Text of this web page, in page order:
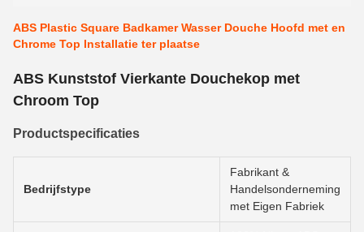
ABS Plastic Square Badkamer Wasser Douche Hoofd met en
Chrome Top Installatie ter plaatse
ABS Kunststof Vierkante Douchekop met
Chroom Top
Productspecificaties
Bedrijfstype
Fabrikant &
Handelsonderneming
met Eigen Fabriek